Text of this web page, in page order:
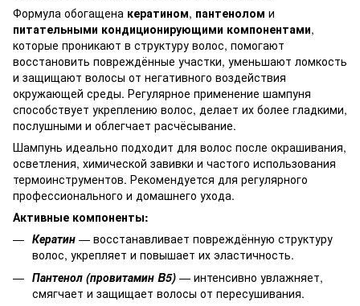
Формула обогащена кератином, пантенолом и
питательными кондиционирующими компонентами,
которые проникают в структуру волос, помогают
восстановить повреждённые участки, уменьшают ломкость
и защищают волосы от негативного воздействия
окружающей среды. Регулярное применение шампуня
способствует укреплению волос, делает их более гладкими,
послушными и облегчает расчёсывание.
Шампунь идеально подходит для волос после окрашивания,
осветления, химической завивки и частого использования
термоинструментов. Рекомендуется для регулярного
профессионального и домашнего ухода.
Активные компоненты:
Кератин — восстанавливает повреждённую структуру
волос, укрепляет и повышает их эластичность.
Пантенол (провитамин B5) — интенсивно увлажняет,
смягчает и защищает волосы от пересушивания.